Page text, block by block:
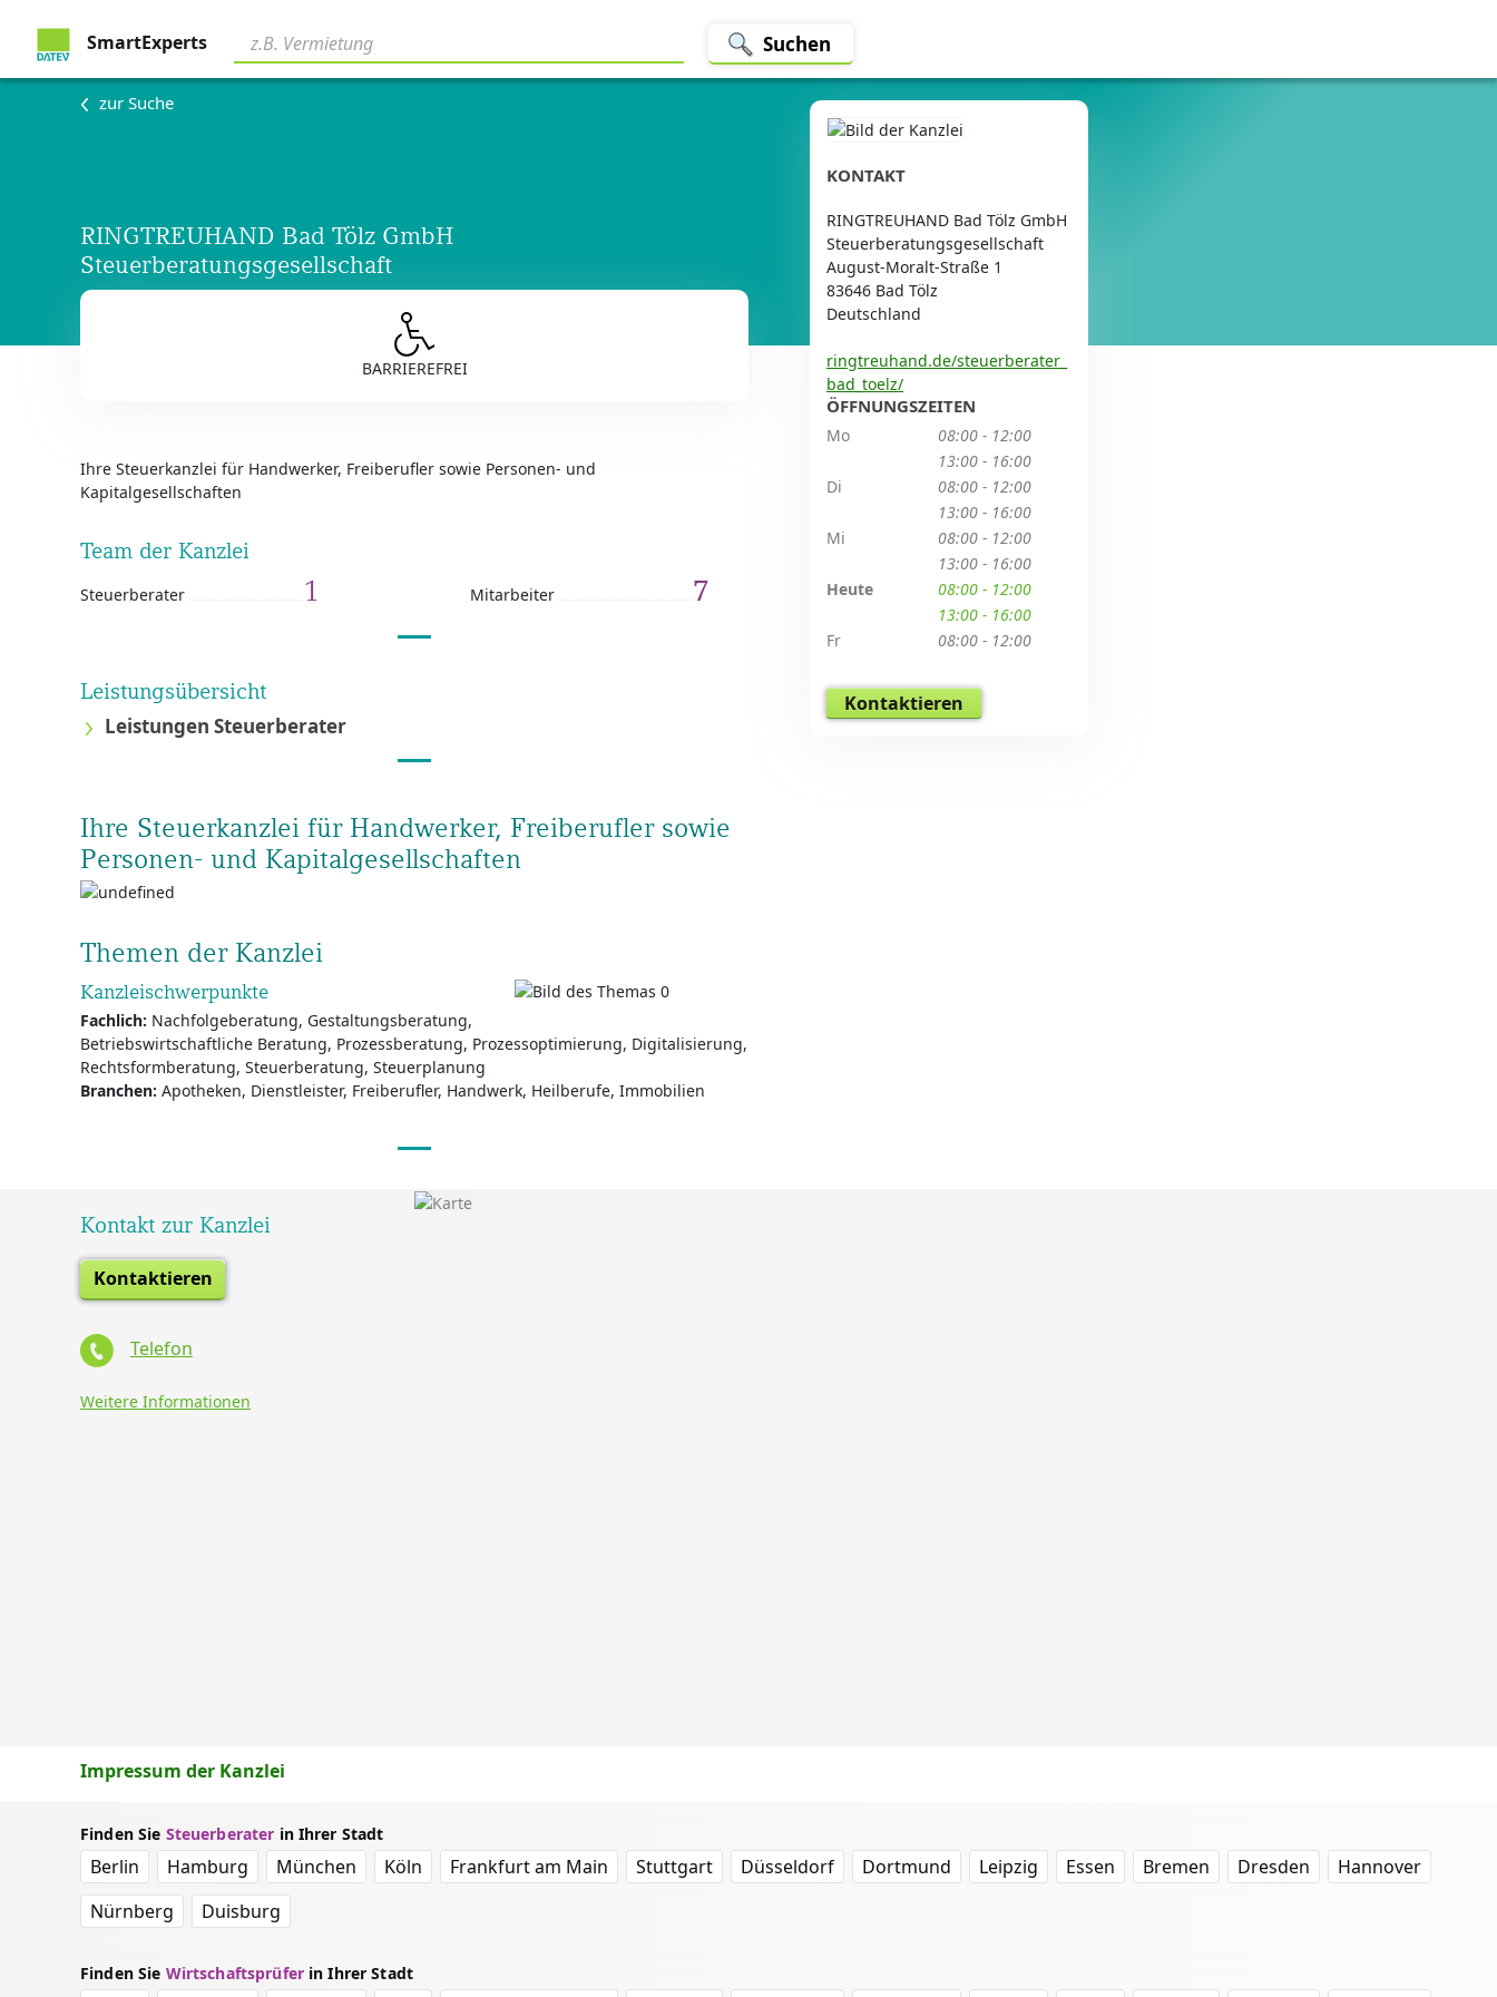
SmartExperts Suchen
zur Suche
RINGTREUHAND Bad Tölz GmbH
Steuerberatungsgesellschaft
BARRIEREFREI
Ihre Steuerkanzlei für Handwerker, Freiberufler sowie Personen- und
Kapitalgesellschaften
Team der Kanzlei
Steuerberater 1 Mitarbeiter 7
Leistungsübersicht
Leistungen Steuerberater
Ihre Steuerkanzlei für Handwerker, Freiberufler sowie
Personen- und Kapitalgesellschaften
Themen der Kanzlei
Kanzleischwerpunkte
Fachlich: Nachfolgeberatung, Gestaltungsberatung,
Betriebswirtschaftliche Beratung, Prozessberatung, Prozessoptimierung, Digitalisierung,
Rechtsformberatung, Steuerberatung, Steuerplanung
Branchen: Apotheken, Dienstleister, Freiberufler, Handwerk, Heilberufe, Immobilien
KONTAKT
RINGTREUHAND Bad Tölz GmbH
Steuerberatungsgesellschaft
August-Moralt-Straße 1
83646 Bad Tölz
Deutschland
ringtreuhand.de/steuerberater_
bad_toelz/
ÖFFNUNGSZEITEN
Mo
08:00 - 12:00
13:00 - 16:00
Di
08:00 - 12:00
13:00 - 16:00
Mi
08:00 - 12:00
13:00 - 16:00
Heute
08:00 - 12:00
13:00 - 16:00
Fr
08:00 - 12:00
Kontaktieren
Kontakt zur Kanzlei
Kontaktieren
Telefon
Weitere Informationen
Impressum der Kanzlei
Finden Sie Steuerberater in Ihrer Stadt
Berlin Hamburg München Köln Frankfurt am Main Stuttgart Düsseldorf Dortmund Leipzig Essen Bremen Dresden
Hannover
Nürnberg
Duisburg
Finden Sie Wirtschaftsprüferin Ihrer Stadt